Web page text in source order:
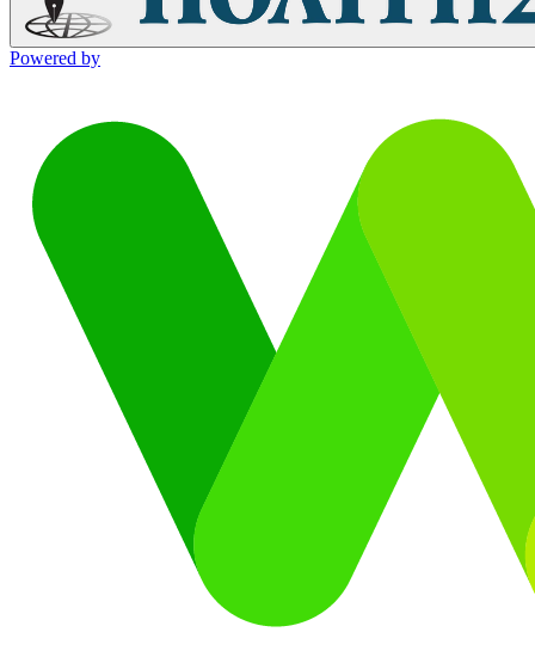
Powered by